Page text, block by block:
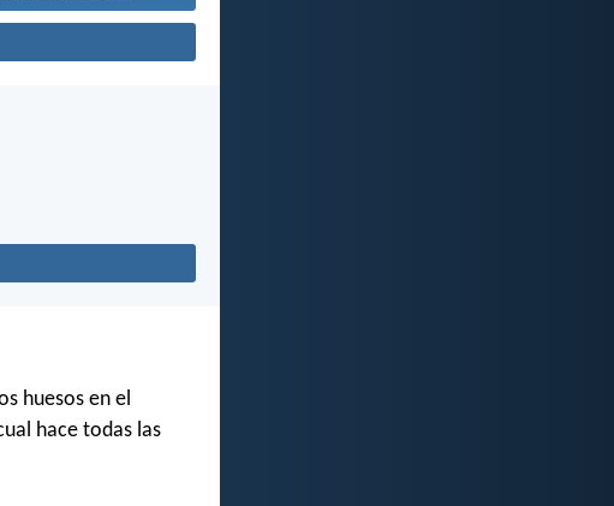
huesos en el
hace todas las